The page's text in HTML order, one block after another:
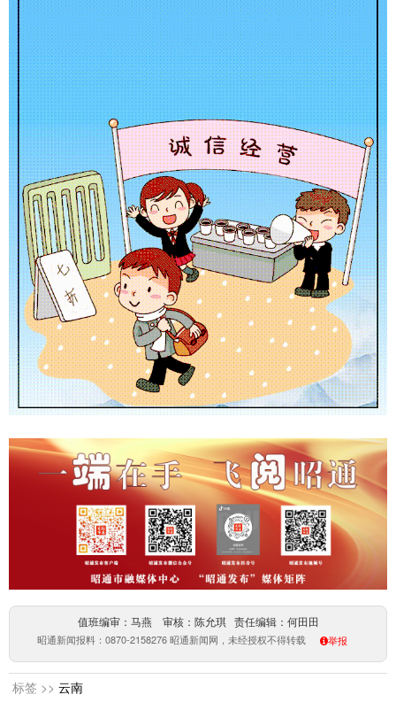
值班编审：马燕 审核：陈允琪 责任编辑：何田田
昭通新闻报料：0870-2158276 昭通新闻网，未经授权不得转载 举报
标签 >> 云南